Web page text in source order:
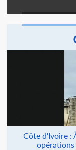
Côte d'Ivoire :
opérations